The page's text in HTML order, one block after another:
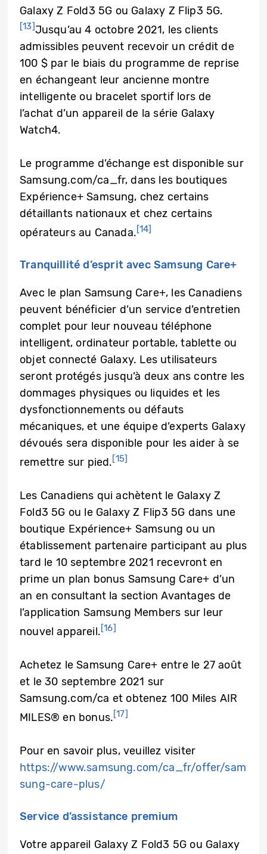
Galaxy Z Fold3 5G ou Galaxy Z Flip3 5G.
[13]Jusqu’au 4 octobre 2021, les clients
admissibles peuvent recevoir un crédit de
100 $ par le biais du programme de reprise
en échangeant leur ancienne montre
intelligente ou bracelet sportif lors de
l’achat d’un appareil de la série Galaxy
Watch4.
Le programme d’échange est disponible sur
Samsung.com/ca_fr, dans les boutiques
Expérience+ Samsung, chez certains
détaillants nationaux et chez certains
opérateurs au Canada. [14]
Tranquillité d’esprit avec Samsung Care+
Avec le plan Samsung Care+, les Canadiens
peuvent bénéficier d’un service d’entretien
complet pour leur nouveau téléphone
intelligent, ordinateur portable, tablette ou
objet connecté Galaxy. Les utilisateurs
seront protégés jusqu’à deux ans contre les
dommages physiques ou liquides et les
dysfonctionnements ou défauts
mécaniques, et une équipe d’experts Galaxy
dévoués sera disponible pour les aider à se
remettre sur pied. [15]
Les Canadiens qui achètent le Galaxy Z
Fold3 5G ou le Galaxy Z Flip3 5G dans une
boutique Expérience+ Samsung ou un
établissement partenaire participant au plus
tard le 10 septembre 2021 recevront en
prime un plan bonus Samsung Care+ d’un
an en consultant la section Avantages de
l’application Samsung Members sur leur
nouvel appareil. [16]
Achetez le Samsung Care+ entre le 27 août
et le 30 septembre 2021 sur
Samsung.com/ca et obtenez 100 Miles AIR
MILES® en bonus. [17]
Pour en savoir plus, veuillez visiter
https://www.samsung.com/ca_fr/offer/sam
sung-care-plus/
Service d’assistance premium
Votre appareil Galaxy Z Fold3 5G ou Galaxy